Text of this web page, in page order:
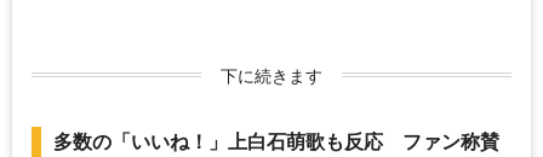
下に続きます
多数の「いいね！」上白石萌歌も反応 ファン称賛